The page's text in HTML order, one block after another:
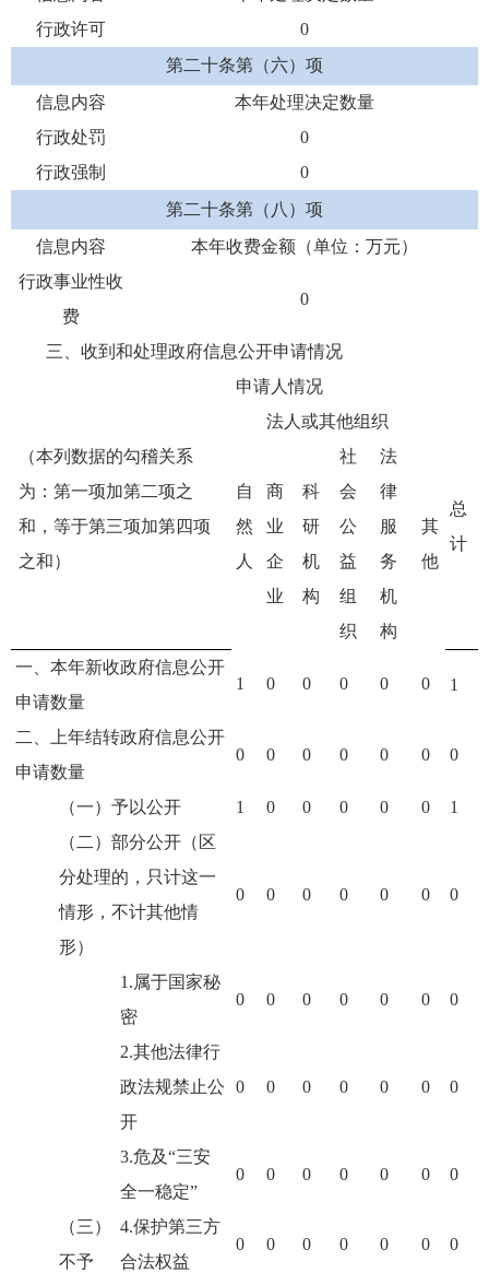
行政许可
0
第二十条第（六）项
信息内容
本年处理决定数量
行政处罚
0
行政强制
0
第二十条第（八）项
信息内容
本年收费金额（单位：万元）
行政事业性收
费
0
三、收到和处理政府信息公开申请情况
（本列数据的勾稽关系
为：第一项加第二项之
和，等于第三项加第四项
之和）
申请人情况
自
然
人
法人或其他组织
总
计
商
业
企
业
科
研
机
构
社
会
公
益
组
织
法
律
服
务
机
构
其
他
一、本年新收政府信息公开
申请数量
1 0 0 0 0 0 1
二、上年结转政府信息公开
申请数量
0 0 0 0 0 0 0
（一）予以公开 1 0 0 0 0 0
1
（二）部分公开（区
分处理的，只计这一
情形，不计其他情
形）
0 0 0 0 0 0 0
（三）
不予
1.属于国家秘
密
0 0 0 0 0 0 0
2.其他法律行
政法规禁止公
开
0 0 0 0 0 0 0
3.危及“三安
全一稳定”
0 0 0 0 0 0 0
4.保护第三方
合法权益
0 0 0 0 0 0 0